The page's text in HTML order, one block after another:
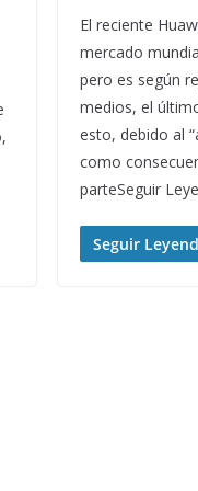
El reciente
mercado
pero es según
medios, el
esto, debido al
como
parteSeguir
Seguir